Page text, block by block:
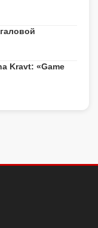
Kravt: «Game